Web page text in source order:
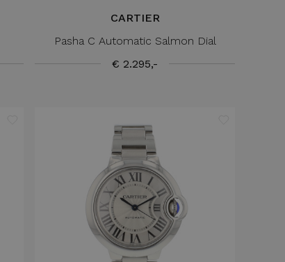
CARTIER
Pasha C Automatic Salmon Dial
€ 2.295,-